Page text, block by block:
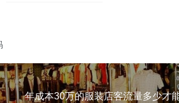
年成本30万的服装店客流量多少才